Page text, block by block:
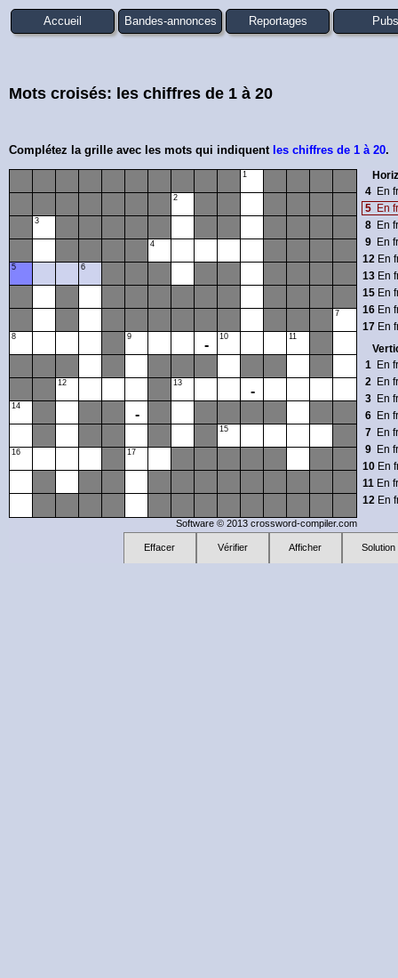
Accueil Bandes-annonces Reportages Pubs
Mots croisés: les chiffres de 1 à 20
Complétez la grille avec les mots qui indiquent les chiffres de 1 à 20.
Effacer Vérifier Afficher Solution
4 En
5 En
8 En
9 En
12 En
13 En
15 En
16 En
17 En
1 En
2 En
3 En
6 En
7 En
9 En
10 En
11 En
12 En
14En
5
8
14
16
3
12
6
9
-
17
4
2
13
-
10
15
1
-
11
7
Software © 2013 crossword-compiler.com